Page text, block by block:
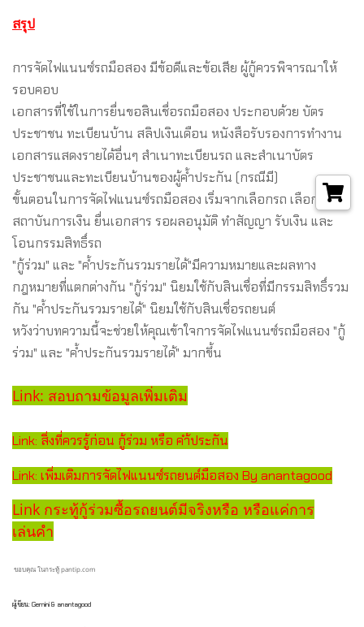
สรุป
การจัดไฟแนนซ์รถมือสอง มีข้อดีและข้อเสีย ผู้กู้ควรพิจารณาให้
รอบคอบ
เอกสารที่ใช้ในการยื่นขอสินเชื่อรถมือสอง ประกอบด้วย บัตร
ประชาชน ทะเบียนบ้าน สลิปเงินเดือน หนังสือรับรองการทำงาน
เอกสารแสดงรายได้อื่นๆ สำเนาทะเบียนรถ และสำเนาบัตร
ประชาชนและทะเบียนบ้านของผู้ค้ำประกัน (กรณีมี)
ขั้นตอนในการจัดไฟแนนซ์รถมือสอง เริ่มจากเลือกรถ เลือก
สถาบันการเงิน ยื่นเอกสาร รอผลอนุมัติ ทำสัญญา รับเงิน และ
โอนกรรมสิทธิ์รถ
"กู้ร่วม" และ "ค้ำประกันรวมรายได้"มีความหมายและผลทาง
กฎหมายที่แตกต่างกัน "กู้ร่วม" นิยมใช้กับสินเชื่อที่มีกรรมสิทธิ์รวม
กัน "ค้ำประกันรวมรายได้" นิยมใช้กับสินเชื่อรถยนต์
หวังว่าบทความนี้จะช่วยให้คุณเข้าใจการจัดไฟแนนซ์รถมือสอง "กู้
ร่วม" และ "ค้ำประกันรวมรายได้" มากขึ้น
Link: สอบถามข้อมูลเพิ่มเติม
Link: สิ่งที่ควรรู้ก่อน กู้ร่วม หรือ คำ้ประกัน
Link: เพิ่มเติมการจัดไฟแนนซ์รถยนต์มือสอง By anantagood
Link กระทู้กู้ร่วมซื้อรถยนต์มีจริงหรือ หรือแค่การ
เล่นคำ
ขอบคุณ ในกระทู้ pantip.com
ผู้เขียน: Gemini & anantagood